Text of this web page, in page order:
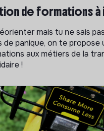
de formations à
mais tu ne sais
de panique, on te propose
aux métiers de la
!